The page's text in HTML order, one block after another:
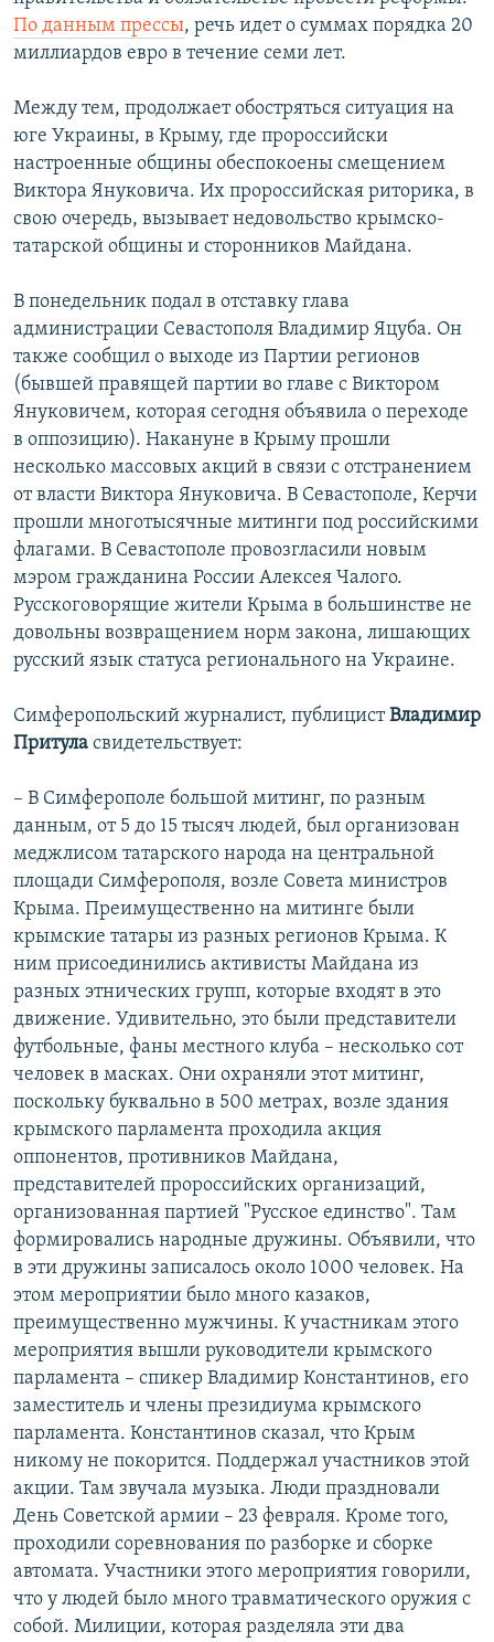
По данным прессы, речь идет о суммах порядка 20
миллиардов евро в течение семи лет.
Между тем, продолжает обостряться ситуация на
юге Украины, в Крыму, где пророссийски
настроенные общины обеспокоены смещением
Виктора Януковича. Их пророссийская риторика, в
свою очередь, вызывает недовольство крымско-
татарской общины и сторонников Майдана.
В понедельник подал в отставку глава
администрации Севастополя Владимир Яцуба. Он
также сообщил о выходе из Партии регионов
(бывшей правящей партии во главе с Виктором
Януковичем, которая сегодня объявила о переходе
в оппозицию). Накануне в Крыму прошли
несколько массовых акций в связи с отстранением
от власти Виктора Януковича. В Севастополе, Керчи
прошли многотысячные митинги под российскими
флагами. В Севастополе провозгласили новым
мэром гражданина России Алексея Чалого.
Русскоговорящие жители Крыма в большинстве не
довольны возвращением норм закона, лишающих
русский язык статуса регионального на Украине.
Симферопольский журналист, публицистВладимир
Притула свидетельствует:
– В Симферополе большой митинг, по разным
данным, от 5 до 15 тысяч людей, был организован
меджлисом татарского народа на центральной
площади Симферополя, возле Совета министров
Крыма. Преимущественно на митинге были
крымские татары из разных регионов Крыма. К
ним присоединились активисты Майдана из
разных этнических групп, которые входят в это
движение. Удивительно, это были представители
футбольные, фаны местного клуба – несколько сот
человек в масках. Они охраняли этот митинг,
поскольку буквально в 500 метрах, возле здания
крымского парламента проходила акция
оппонентов, противников Майдана,
представителей пророссийских организаций,
организованная партией "Русское единство". Там
формировались народные дружины. Объявили, что
в эти дружины записалось около 1000 человек. На
этом мероприятии было много казаков,
преимущественно мужчины. К участникам этого
мероприятия вышли руководители крымского
парламента – спикер Владимир Константинов, его
заместитель и члены президиума крымского
парламента. Константинов сказал, что Крым
никому не покорится. Поддержал участников этой
акции. Там звучала музыка. Люди праздновали
День Советской армии – 23 февраля. Кроме того,
проходили соревнования по разборке и сборке
автомата. Участники этого мероприятия говорили,
что у людей было много травматического оружия с
собой. Милиции, которая разделяла эти два